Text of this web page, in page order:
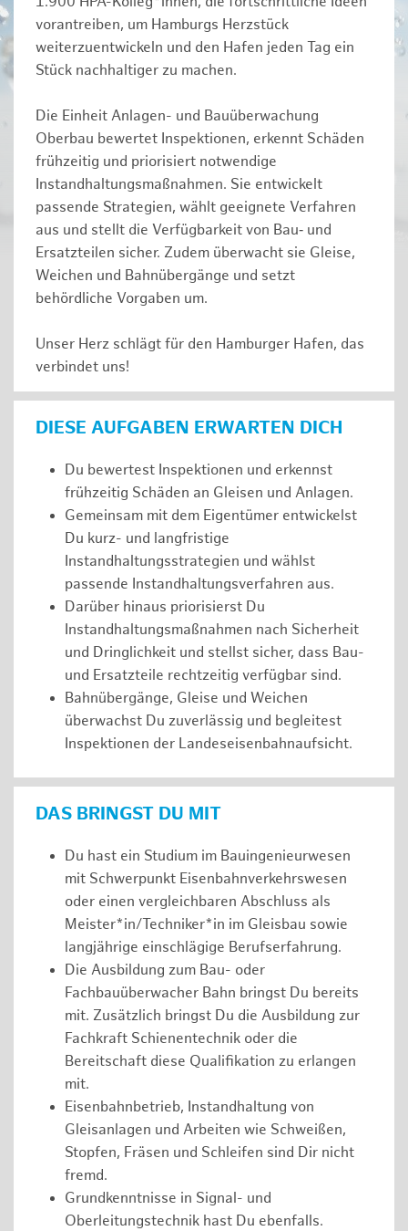
vorantreiben, um Hamburgs Herzstück
weiterzuentwickeln und den Hafen jeden Tag ein
Stück nachhaltiger zu machen.
Die Einheit Anlagen- und Bauüberwachung
Oberbau bewertet Inspektionen, erkennt Schäden
frühzeitig und priorisiert notwendige
Instandhaltungsmaßnahmen. Sie entwickelt
passende Strategien, wählt geeignete Verfahren
aus und stellt die Verfügbarkeit von Bau‑ und
Ersatzteilen sicher. Zudem überwacht sie Gleise,
Weichen und Bahnübergänge und setzt
behördliche Vorgaben um.
Unser Herz schlägt für den Hamburger Hafen, das
verbindet uns!
DIESE AUFGABEN ERWARTEN DICH
Du bewertest Inspektionen und erkennst
frühzeitig Schäden an Gleisen und Anlagen.
Gemeinsam mit dem Eigentümer entwickelst
Du kurz- und langfristige
Instandhaltungsstrategien und wählst
passende Instandhaltungsverfahren aus.
Darüber hinaus priorisierst Du
Instandhaltungsmaßnahmen nach Sicherheit
und Dringlichkeit und stellst sicher, dass Bau-
und Ersatzteile rechtzeitig verfügbar sind.
Bahnübergänge, Gleise und Weichen
überwachst Du zuverlässig und begleitest
Inspektionen der Landeseisenbahnaufsicht.
DAS BRINGST DU MIT
Du hast ein Studium im Bauingenieurwesen
mit Schwerpunkt Eisenbahnverkehrswesen
oder einen vergleichbaren Abschluss als
Meister*in/Techniker*in im Gleisbau sowie
langjährige einschlägige Berufserfahrung.
Die Ausbildung zum Bau- oder
Fachbauüberwacher Bahn bringst Du bereits
mit. Zusätzlich bringst Du die Ausbildung zur
Fachkraft Schienentechnik oder die
Bereitschaft diese Qualifikation zu erlangen
mit.
Eisenbahnbetrieb, Instandhaltung von
Gleisanlagen und Arbeiten wie Schweißen,
Stopfen, Fräsen und Schleifen sind Dir nicht
fremd.
Grundkenntnisse in Signal- und
Oberleitungstechnik hast Du ebenfalls.